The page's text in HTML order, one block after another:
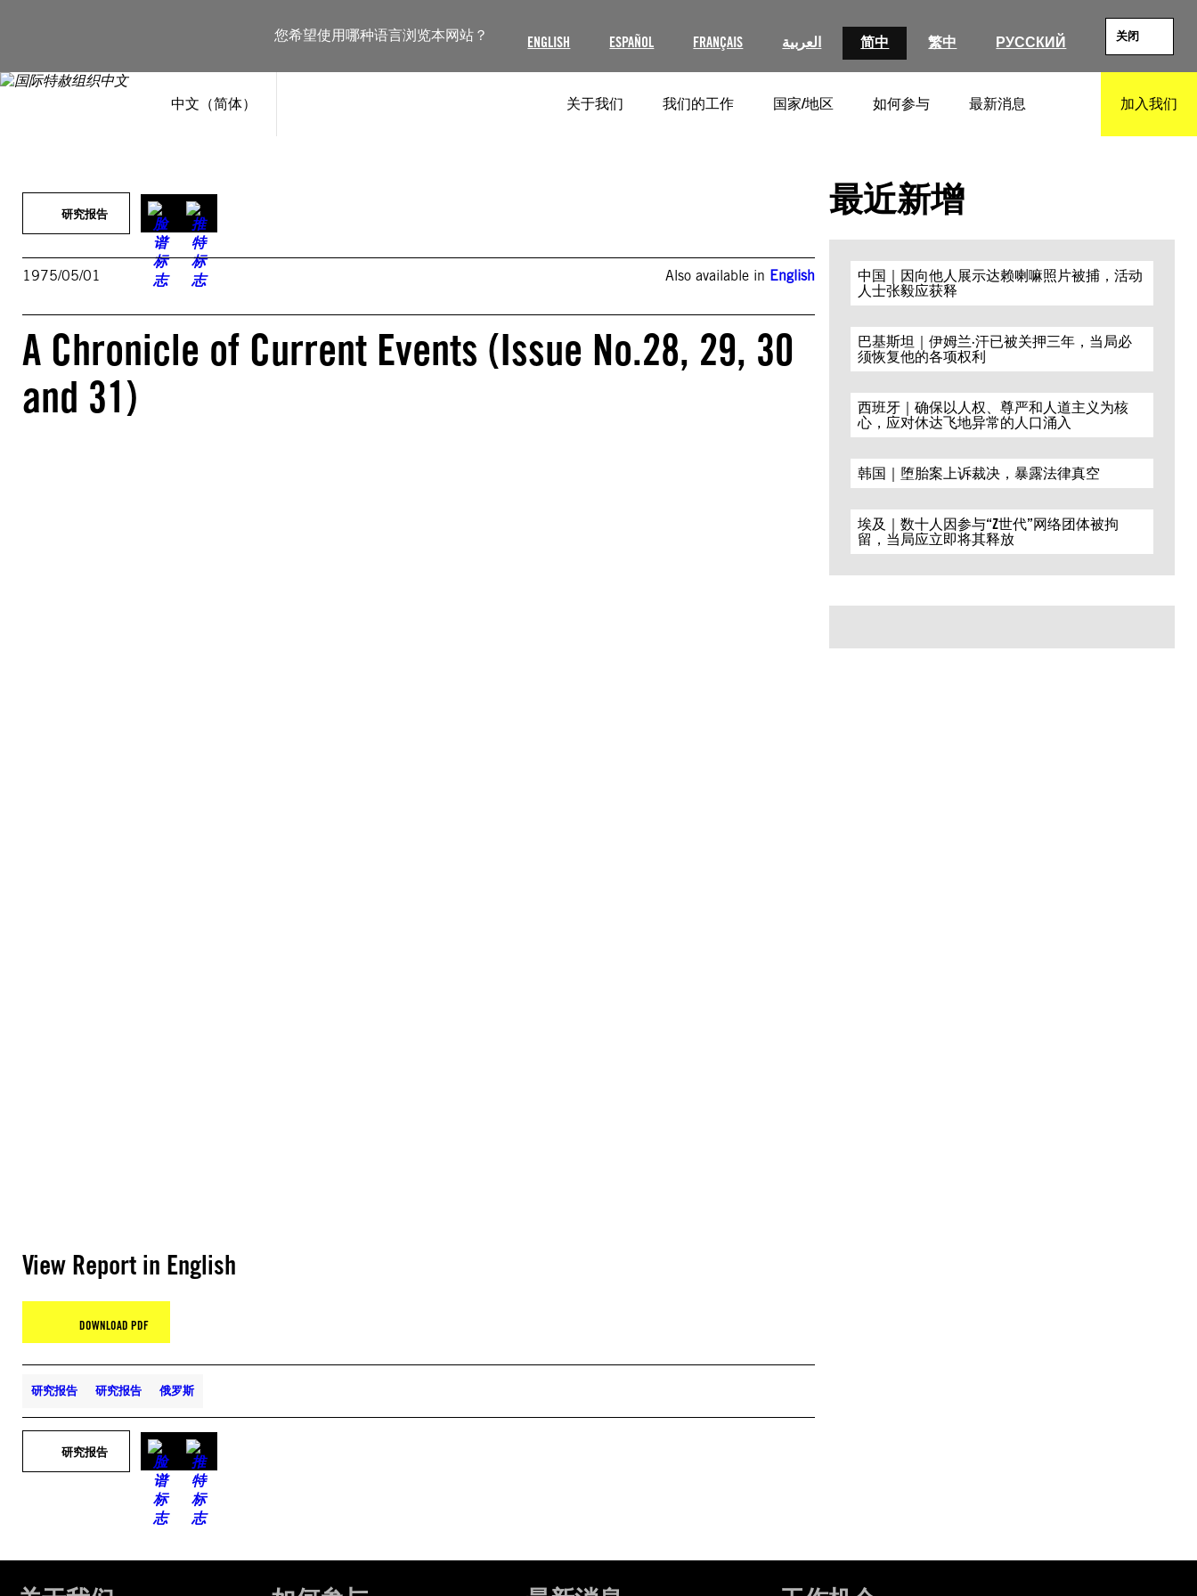
您希望使用哪种语言浏览本网站？ ENGLISH ESPAÑOL FRANÇAIS العربية 简中 繁中 РУССКИЙ 关闭
中文（简体） 关于我们 我们的工作 国家/地区 如何参与 最新消息 加入我们
研究报告
1975/05/01 Also available in English
A Chronicle of Current Events (Issue No.28, 29, 30
and 31)
View Report in English
DOWNLOAD PDF
研究报告 研究报告 俄罗斯
研究报告
最近新增
中国｜因向他人展示达赖喇嘛照片被捕，活动
人士张毅应获释
巴基斯坦｜伊姆兰·汗已被关押三年，当局必
须恢复他的各项权利
西班牙｜确保以人权、尊严和人道主义为核
心，应对休达飞地异常的人口涌入
韩国｜堕胎案上诉裁决，暴露法律真空
埃及｜数十人因参与“Z世代”网络团体被拘
留，当局应立即将其释放